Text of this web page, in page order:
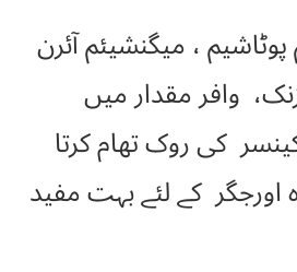
پوٹاشیم، میگنشیئم آئرن
وافر مقدار میں
کی روک تھام کرتا
اورجگر کے لئے بہت مفید